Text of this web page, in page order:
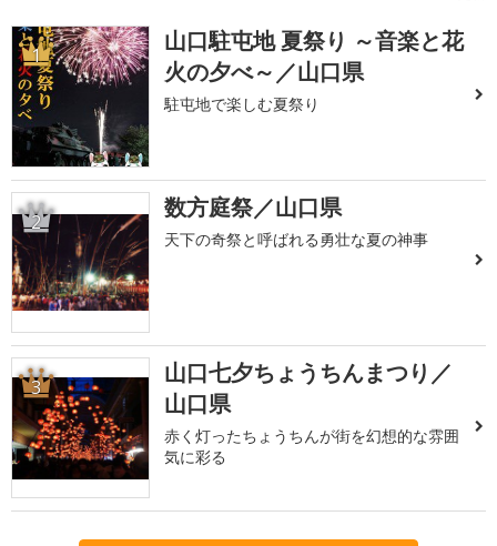
1
山口駐屯地 夏祭り ～音楽と花
火の夕べ～／山口県
駐屯地で楽しむ夏祭り
2 数方庭祭／山口県
天下の奇祭と呼ばれる勇壮な夏の神事
3
山口七夕ちょうちんまつり／
山口県
赤く灯ったちょうちんが街を幻想的な雰囲
気に彩る